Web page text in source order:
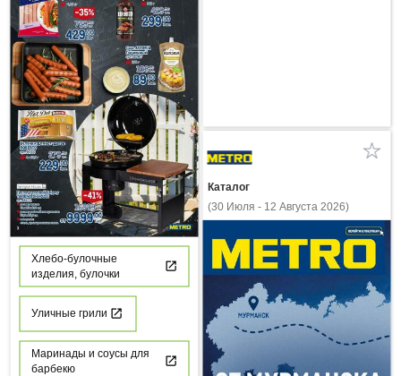
Хлебо-булочные
изделия, булочки
Уличные грили
Маринады и соусы для
барбекю
Каталог
(30 Июля - 12 Августа 2026)